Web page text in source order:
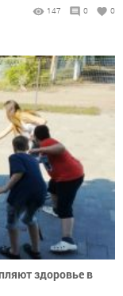
147 0 0
здоровье в